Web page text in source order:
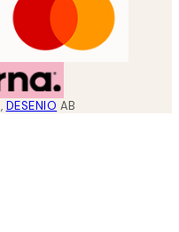
, DESENIO AB